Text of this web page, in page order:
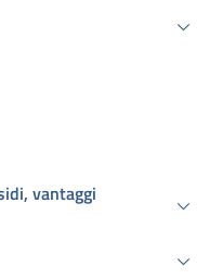
vantaggi